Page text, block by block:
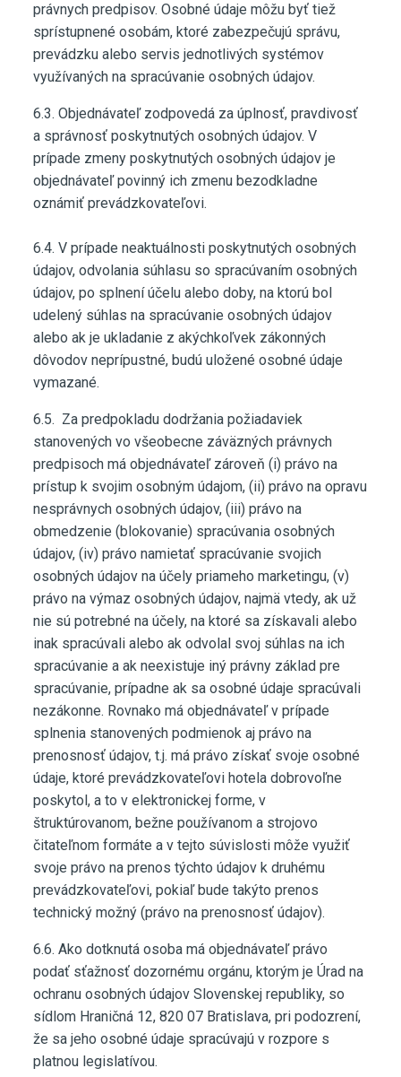
právnych predpisov. Osobné údaje môžu byť tiež
sprístupnené osobám, ktoré zabezpečujú správu,
prevádzku alebo servis jednotlivých systémov
využívaných na spracúvanie osobných údajov.
6.3. Objednávateľ zodpovedá za úplnosť, pravdivosť
a správnosť poskytnutých osobných údajov. V
prípade zmeny poskytnutých osobných údajov je
objednávateľ povinný ich zmenu bezodkladne
oznámiť prevádzkovateľovi.
6.4. V prípade neaktuálnosti poskytnutých osobných
údajov, odvolania súhlasu so spracúvaním osobných
údajov, po splnení účelu alebo doby, na ktorú bol
udelený súhlas na spracúvanie osobných údajov
alebo ak je ukladanie z akýchkoľvek zákonných
dôvodov neprípustné, budú uložené osobné údaje
vymazané.
6.5. Za predpokladu dodržania požiadaviek
stanovených vo všeobecne záväzných právnych
predpisoch má objednávateľ zároveň (i) právo na
prístup k svojim osobným údajom, (ii) právo na opravu
nesprávnych osobných údajov, (iii) právo na
obmedzenie (blokovanie) spracúvania osobných
údajov, (iv) právo namietať spracúvanie svojich
osobných údajov na účely priameho marketingu, (v)
právo na výmaz osobných údajov, najmä vtedy, ak už
nie sú potrebné na účely, na ktoré sa získavali alebo
inak spracúvali alebo ak odvolal svoj súhlas na ich
spracúvanie a ak neexistuje iný právny základ pre
spracúvanie, prípadne ak sa osobné údaje spracúvali
nezákonne. Rovnako má objednávateľ v prípade
splnenia stanovených podmienok aj právo na
prenosnosť údajov, t.j. má právo získať svoje osobné
údaje, ktoré prevádzkovateľovi hotela dobrovoľne
poskytol, a to v elektronickej forme, v
štruktúrovanom, bežne používanom a strojovo
čitateľnom formáte a v tejto súvislosti môže využiť
svoje právo na prenos týchto údajov k druhému
prevádzkovateľovi, pokiaľ bude takýto prenos
technický možný (právo na prenosnosť údajov).
6.6. Ako dotknutá osoba má objednávateľ právo
podať sťažnosť dozornému orgánu, ktorým je Úrad na
ochranu osobných údajov Slovenskej republiky, so
sídlom Hraničná 12, 820 07 Bratislava, pri podozrení,
že sa jeho osobné údaje spracúvajú v rozpore s
platnou legislatívou.